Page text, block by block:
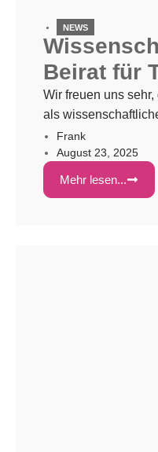
NEWS
Beirat für
e.V.
Wir freuen uns
als
konnten. Sie wird
künftig fachlich
Möhler ist
Kinder- und
Frank
August 23, 2025
Mehr lesen...